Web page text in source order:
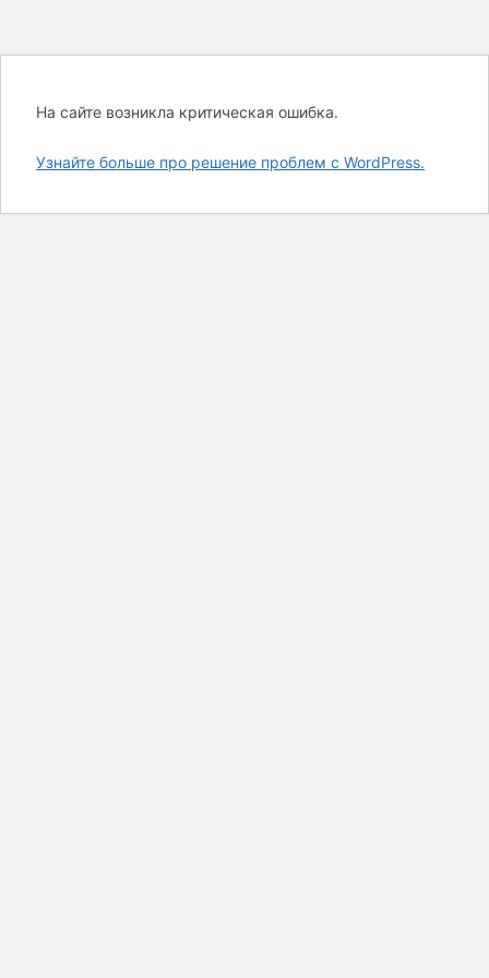
На сайте возникла критическая ошибка.
Узнайте больше про решение проблем с WordPress.